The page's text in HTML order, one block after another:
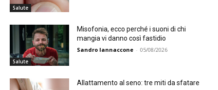
Salute
Salute
Misofonia, ecco perché i suoni di chi
mangia vi danno così fastidio
Sandro Iannaccone - 05/08/2026
Allattamento al seno: tre miti da sfatare